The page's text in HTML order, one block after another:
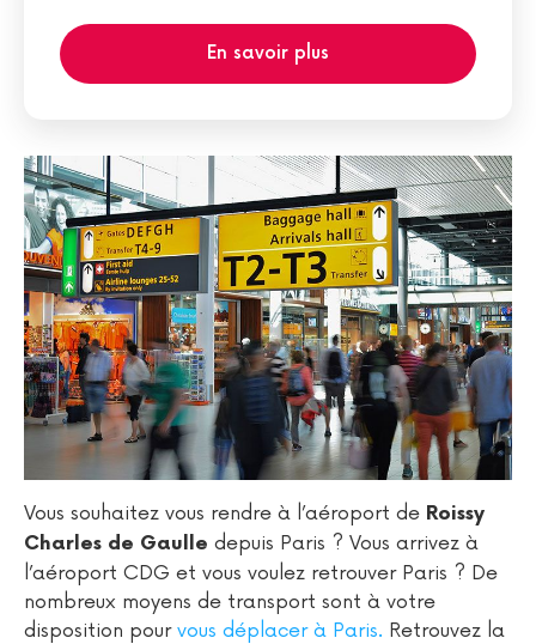
En savoir plus
Vous souhaitez vous rendre à l’aéroport de Roissy
Charles de Gaulle depuis Paris ? Vous arrivez à
l’aéroport CDG et vous voulez retrouver Paris ? De
nombreux moyens de transport sont à votre
disposition pour vous déplacer à Paris. Retrouvez la